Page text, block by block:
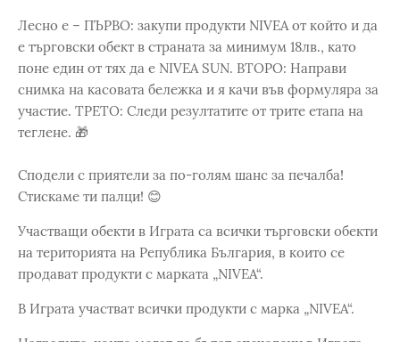
Лесно е – ПЪРВО: закупи продукти NIVEA от който и да
е търговски обект в страната за минимум 18лв., като
поне един от тях да е NIVEA SUN. ВТОРО: Направи
снимка на касовата бележка и я качи във формуляра за
участие. ТРЕТО: Следи резултатите от трите етапа на
теглене. 🎁
Сподели с приятели за по-голям шанс за печалба!
Стискаме ти палци! 😊
Участващи обекти в Играта са всички търговски обекти
на територията на Република България, в които се
продават продукти с марката „NIVEA“.
В Играта участват всички продукти с марка „NIVEA“.